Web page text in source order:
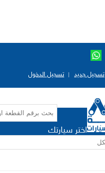
تسجيل جديد | تسجيل الدخول
اختر سيارتك